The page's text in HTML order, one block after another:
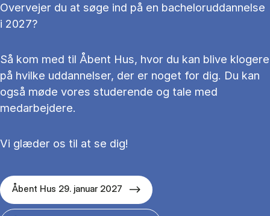
Overvejer du at søge ind på en bacheloruddannelse
i 2027?
Så kom med til Åbent Hus, hvor du kan blive klogere
på hvilke uddannelser, der er noget for dig. Du kan
også møde vores studerende og tale med
medarbejdere.
Vi glæder os til at se dig!
Åbent Hus 29. januar 2027